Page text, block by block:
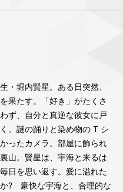
・堀内賢星。ある日突然、
果たす。「好き」がたくさ
ず、自分と真逆な彼女に戸
。謎の踊りと染め物の T シ
ったカメラ。部屋に飾られ
山。賢星は、宇海と来るは
日を思い返す。愛に溢れた
? 豪快な宇海と、合理的な